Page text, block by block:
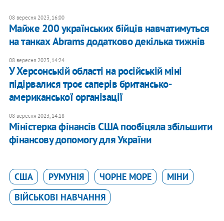
08 вересня 2023, 16:00
Майже 200 українських бійців навчатимуться
на танках Abrams додатково декілька тижнів
08 вересня 2023, 14:24
У Херсонській області на російській міні
підірвалися троє саперів британсько-
американської організації
08 вересня 2023, 14:18
Міністерка фінансів США пообіцяла збільшити
фінансову допомогу для України
США РУМУНІЯ ЧОРНЕ МОРЕ
МІНИ
ВІЙСЬКОВІ НАВЧАННЯ